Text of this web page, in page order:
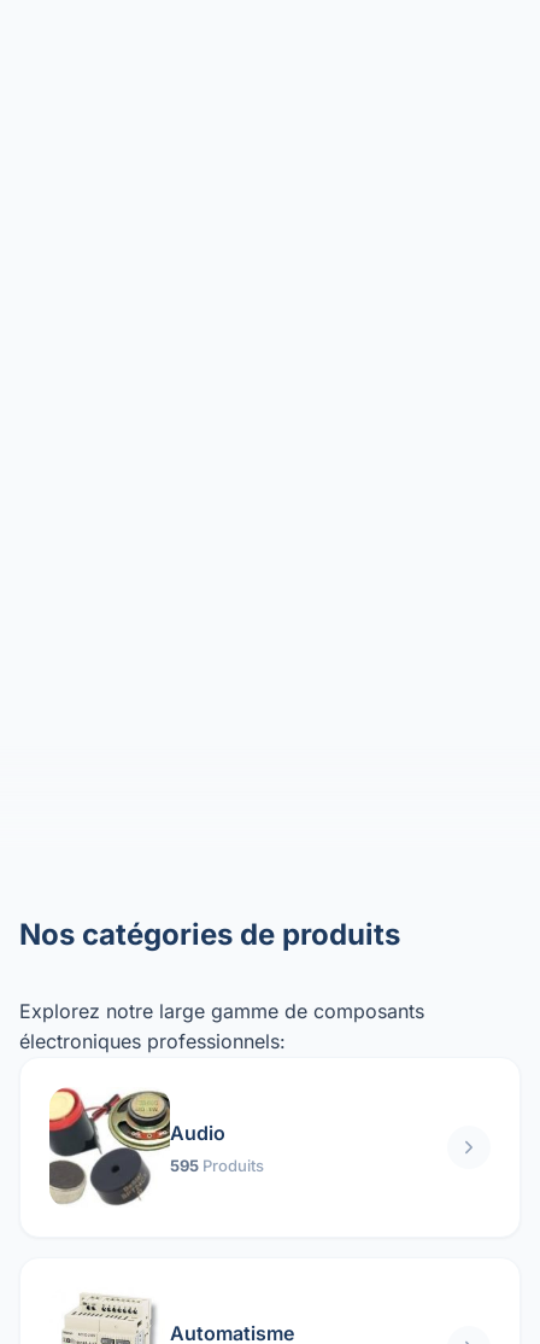
Nos catégories de produits
Explorez notre large gamme de composants
électroniques professionnels:
Audio
595 Produits
Automatisme